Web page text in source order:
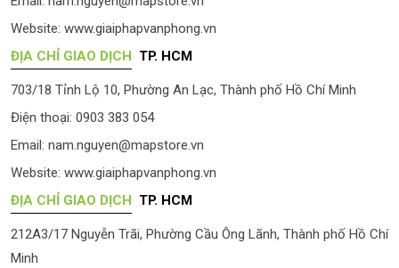
Website: www.giaiphapvanphong.vn
ĐỊA CHỈ GIAO DỊCH TP. HCM
703/18 Tỉnh Lộ 10, Phường An Lạc, Thành phố Hồ Chí Minh
Điện thoại: 0903 383 054
Email: nam.nguyen@mapstore.vn
Website: www.giaiphapvanphong.vn
ĐỊA CHỈ GIAO DỊCH TP. HCM
212A3/17 Nguyễn Trãi, Phường Cầu Ông Lãnh, Thành phố Hồ Chí
Minh